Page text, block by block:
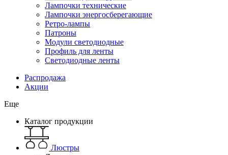
Лампочки технические
Лампочки энергосберегающие
Ретро-лампы
Патроны
Модули светодиодные
Профиль для ленты
Светодиодные ленты
Распродажа
Акции
Еще
Каталог продукции
Люстры